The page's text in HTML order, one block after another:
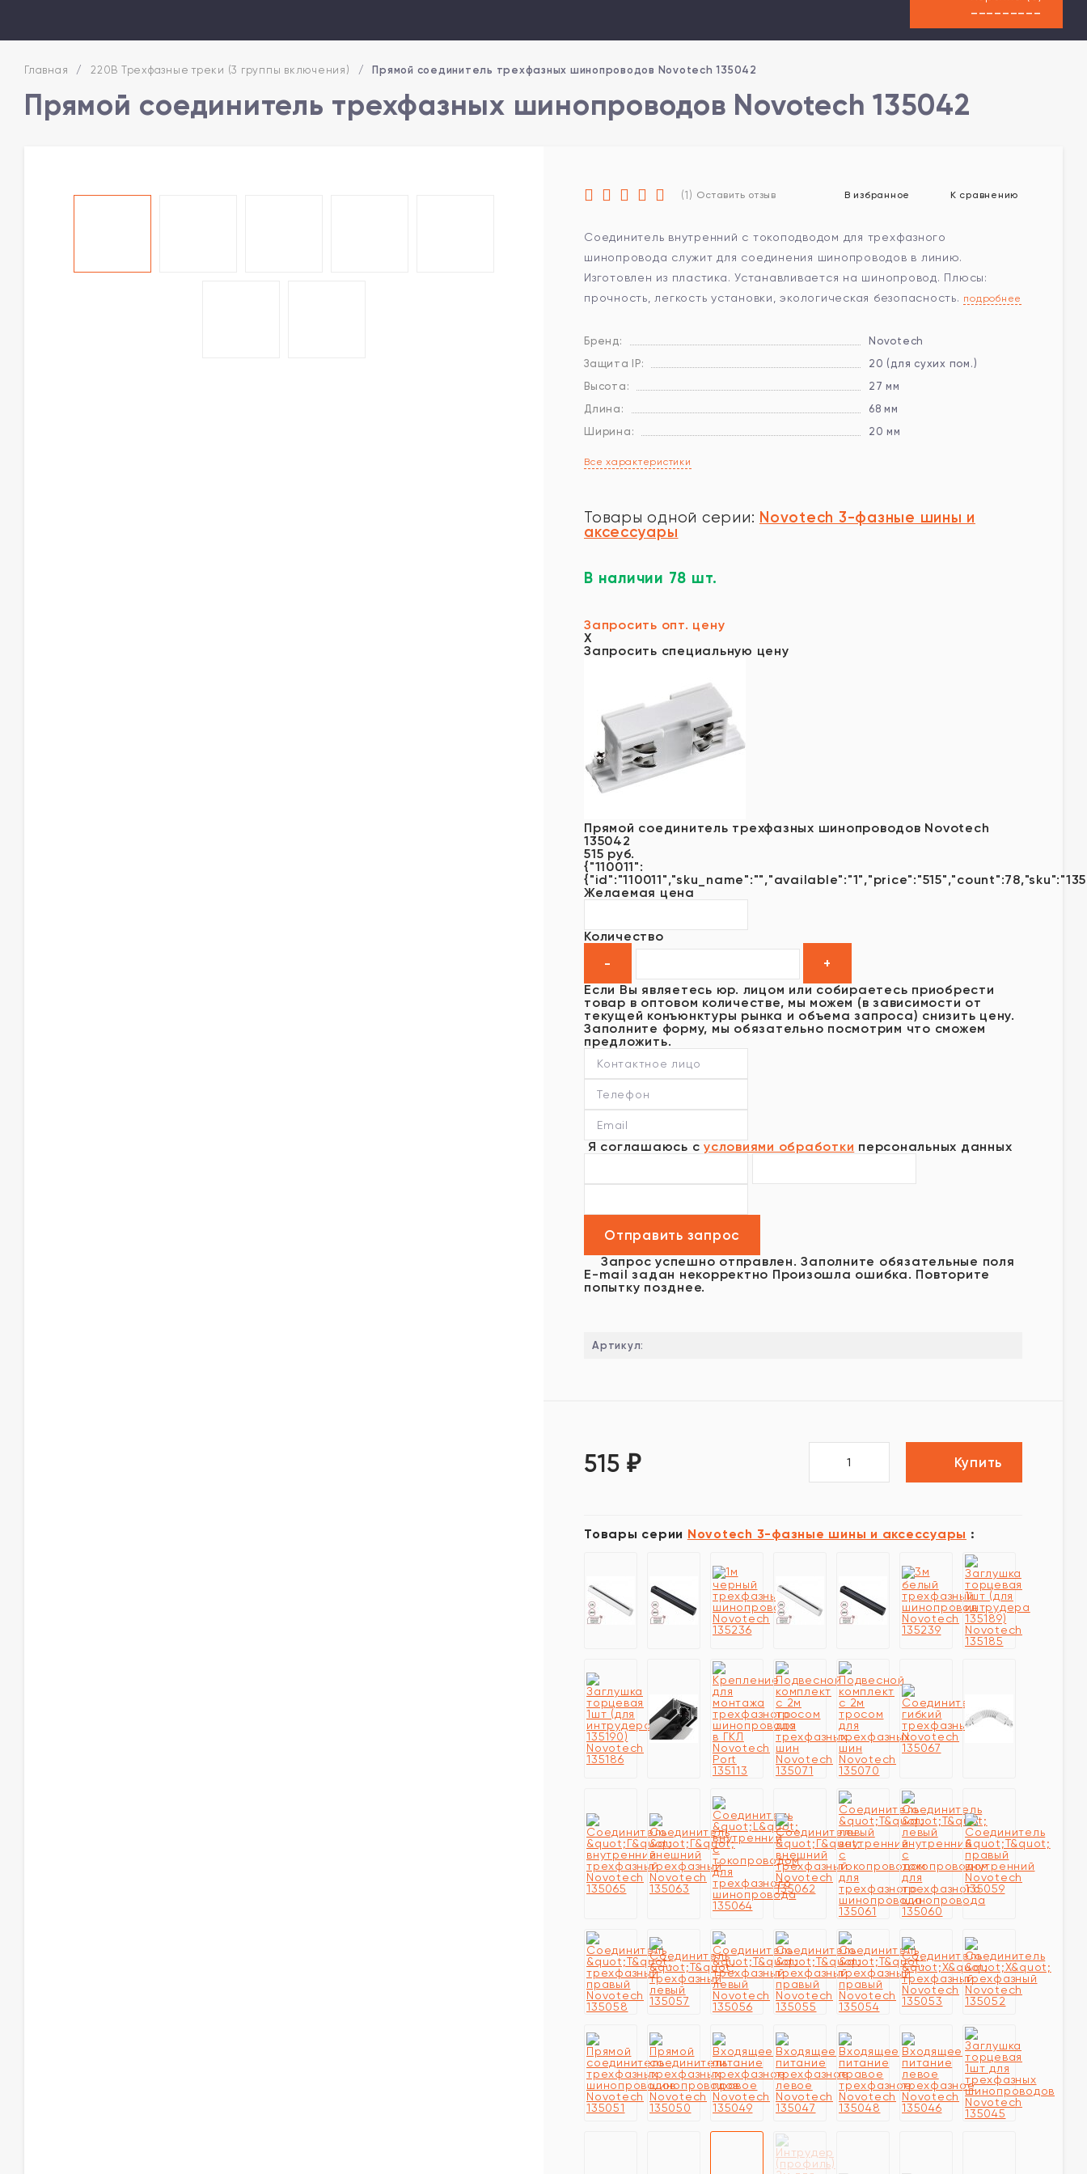
---------
Главная / 220В Трехфазные треки (3 группы включения) / Прямой соединитель трехфазных шинопроводов Novotech 135042
Прямой соединитель трехфазных шинопроводов Novotech 135042
(1) Оставить отзыв В избранное К сравнению
Соединитель внутренний с токоподводом для трехфазного
шинопровода служит для соединения шинопроводов в линию.
Изготовлен из пластика. Устанавливается на шинопровод. Плюсы:
прочность, легкость установки, экологическая безопасность. подробнее
Бренд:
Novotech
Защита IP:
20 (для сухих пом.)
Высота:
27 мм
Длина:
68 мм
Ширина:
20 мм
Все характеристики
Товары одной серии: Novotech 3-фазные шины и
аксессуары
В наличии 78 шт.
Запросить опт. цену
X
Запросить специальную цену
Прямой соединитель трехфазных шинопроводов Novotech
135042
515 руб.
{"110011":
Желаемая цена
Количество
Если Вы являетесь юр. лицом или собираетесь приобрести
товар в оптовом количестве, мы можем (в зависимости от
текущей конъюнктуры рынка и объема запроса) снизить цену.
Заполните форму, мы обязательно посмотрим что сможем
предложить.
Я соглашаюсь с условиями обработки персональных данных
Запрос успешно отправлен. Заполните обязательные поля
E-mail задан некорректно Произошла ошибка. Повторите
попытку позднее.
Артикул:
515 ₽ Купить
Товары серии Novotech 3-фазные шины и аксессуары :